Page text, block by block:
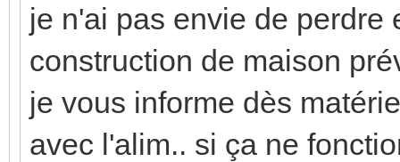
je n'ai pas envie de perdre
construction de maison
je vous informe dès
avec l'alim.. si ça ne